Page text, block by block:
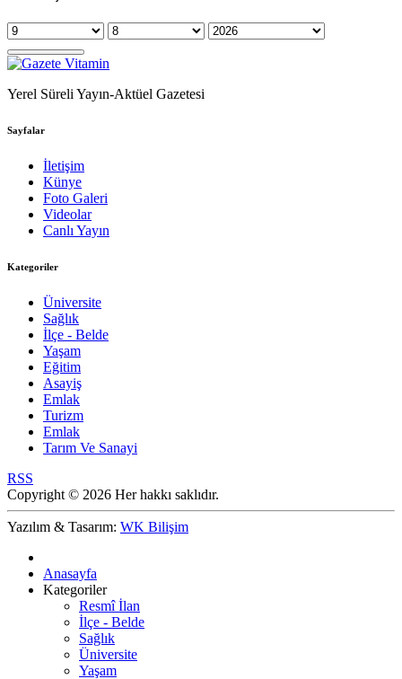
Yerel Süreli Yayın-Aktüel Gazetesi
Sayfalar
İletişim
Künye
Foto Galeri
Videolar
Canlı Yayın
Kategoriler
Üniversite
Sağlık
İlçe - Belde
Yaşam
Eğitim
Asayiş
Emlak
Turizm
Emlak
Tarım Ve Sanayi
RSS
Copyright © 2026 Her hakkı saklıdır.
Yazılım & Tasarım: WK Bilişim
Anasayfa
Kategoriler
Resmî İlan
İlçe - Belde
Sağlık
Üniversite
Yaşam